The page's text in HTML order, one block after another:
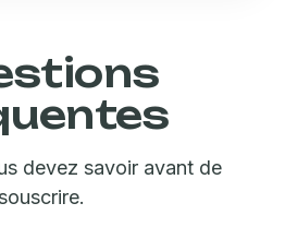
devez savoir avant de